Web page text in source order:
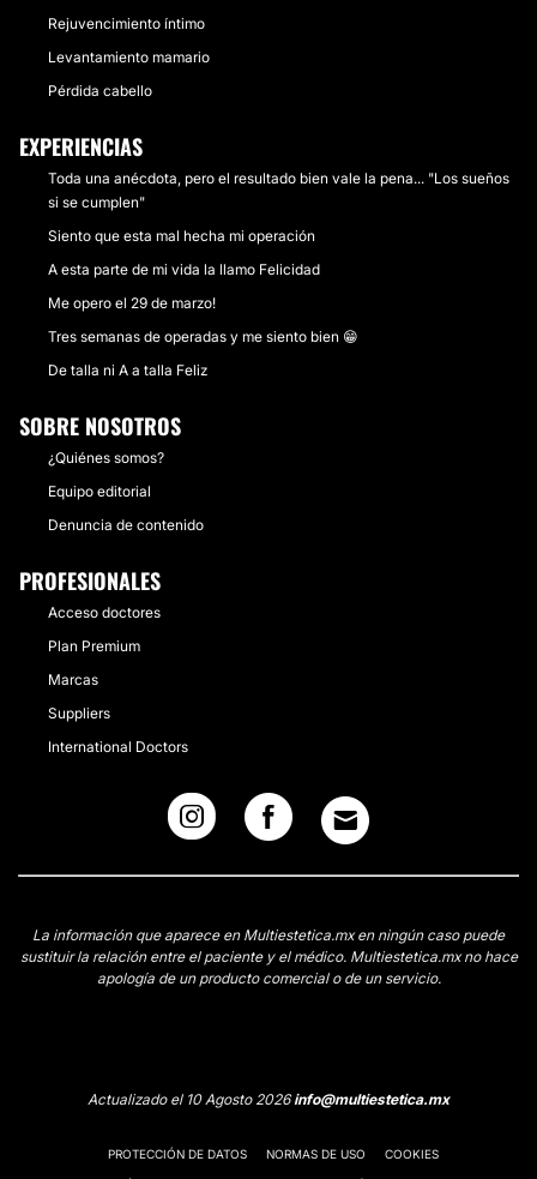
Rejuvencimiento íntimo
Levantamiento mamario
Pérdida cabello
EXPERIENCIAS
Toda una anécdota, pero el resultado bien vale la pena... "Los sueños
si se cumplen"
Siento que esta mal hecha mi operación
A esta parte de mi vida la llamo Felicidad
Me opero el 29 de marzo!
Tres semanas de operadas y me siento bien 😁
De talla ni A a talla Feliz
SOBRE NOSOTROS
¿Quiénes somos?
Equipo editorial
Denuncia de contenido
PROFESIONALES
Acceso doctores
Plan Premium
Marcas
Suppliers
International Doctors
La información que aparece en Multiestetica.mx en ningún caso puede
sustituir la relación entre el paciente y el médico. Multiestetica.mx no hace
apología de un producto comercial o de un servicio.
Actualizado el 10 Agosto 2026info@multiestetica.mx
PROTECCIÓN DE DATOS NORMAS DE USO COOKIES